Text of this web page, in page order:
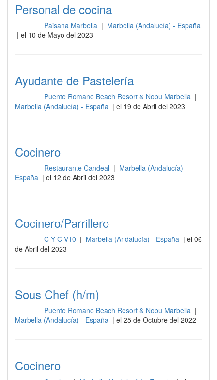
Personal de cocina
Paisana Marbella | Marbella (Andalucía) - España
| el 10 de Mayo del 2023
Ayudante de Pastelería
Puente Romano Beach Resort & Nobu Marbella |
Marbella (Andalucía) - España | el 19 de Abril del 2023
Cocinero
Restaurante Candeal | Marbella (Andalucía) -
España | el 12 de Abril del 2023
Cocinero/Parrillero
C Y C V10 | Marbella (Andalucía) - España | el 06
de Abril del 2023
Sous Chef (h/m)
Puente Romano Beach Resort & Nobu Marbella |
Marbella (Andalucía) - España | el 25 de Octubre del 2022
Cocinero